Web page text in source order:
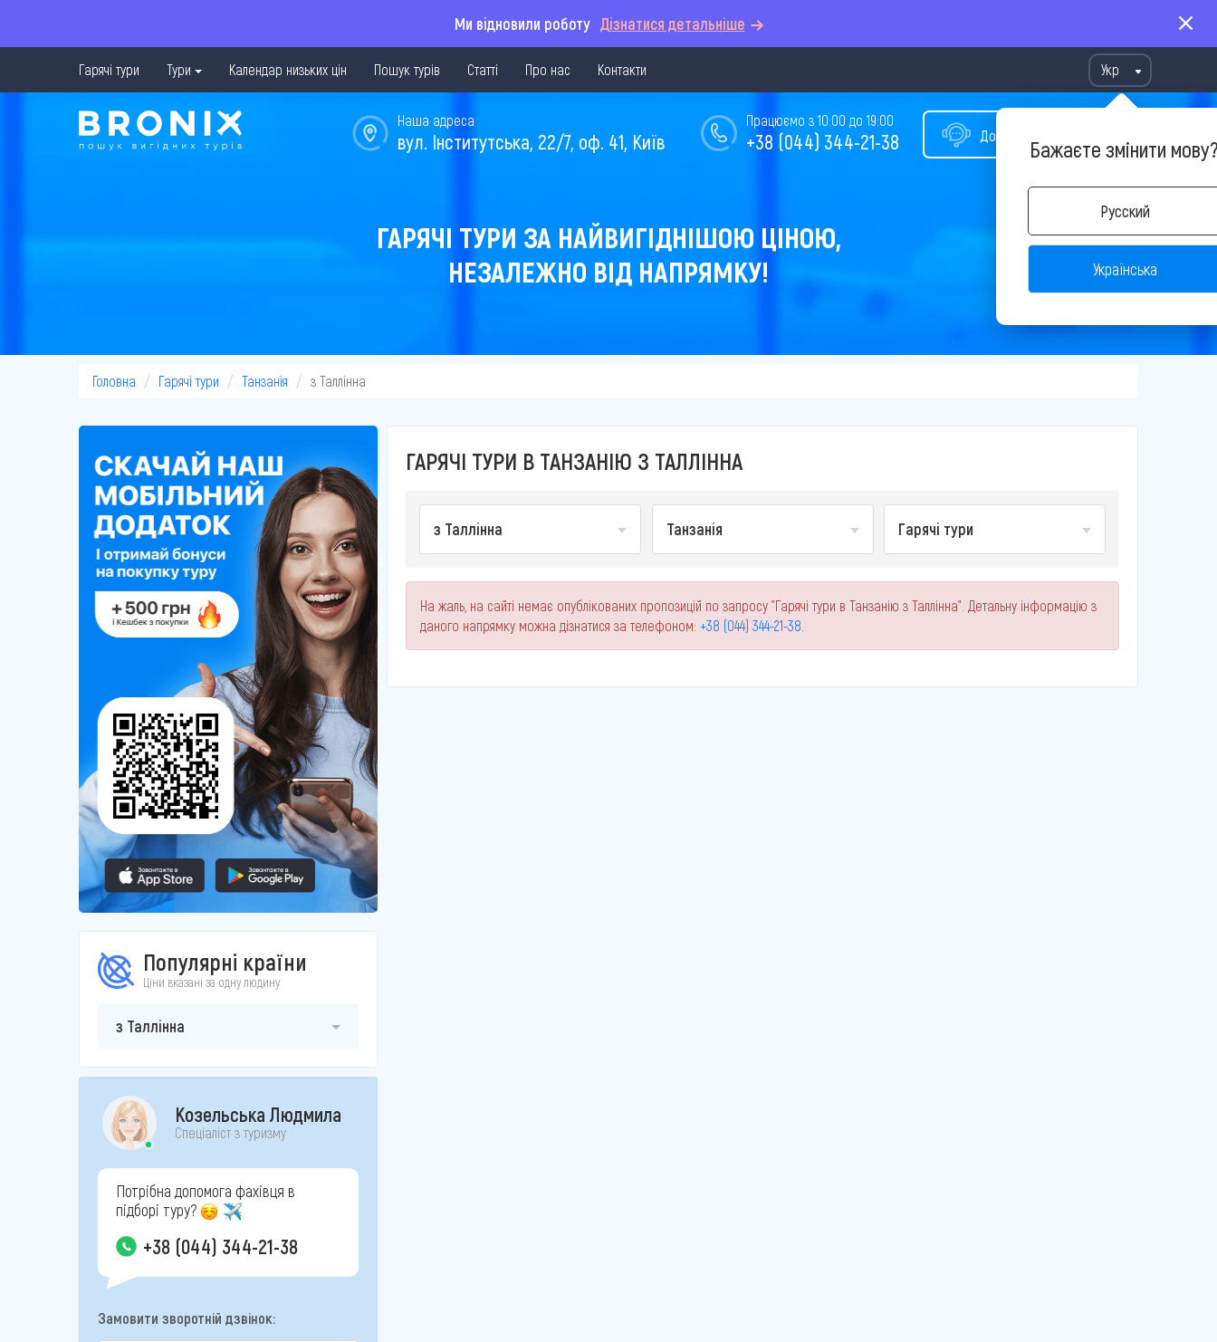
Ми відновили роботу Дізнатися детальніше
Гарячі тури Тури Календар низьких цін Пошук турів Статті Про нас Контакти Укр
Бажаєте змінити
Русский
Українська
Допомога у виборі туру
Працюємо з 10:00 до 19:00
+38 (044) 344-21-38
Наша адреса
вул. Інститутська, 22/7, оф. 41, Київ
ГАРЯЧІ ТУРИ ЗА НАЙВИГІДНІШОЮ ЦІНОЮ,
НЕЗАЛЕЖНО ВІД НАПРЯМКУ!
Головна Гарячі тури Танзанія з Таллінна
Популярні країни
Ціни вказані за одну людину
з Таллінна
Козельська Людмила
Спеціаліст з туризму
Потрібна допомога фахівця в
підборі туру?
+38 (044) 344-21-38
Замовити зворотній дзвінок:
ГАРЯЧІ ТУРИ В ТАНЗАНІЮ З ТАЛЛІННА
з Таллінна Танзанія Гарячі тури
На жаль, на сайті немає опублікованих пропозицій по запросу "Гарячі тури в Танзанію з Таллінна". Детальну інформацію з
даного напрямку можна дізнатися за телефоном: +38 (044) 344-21-38